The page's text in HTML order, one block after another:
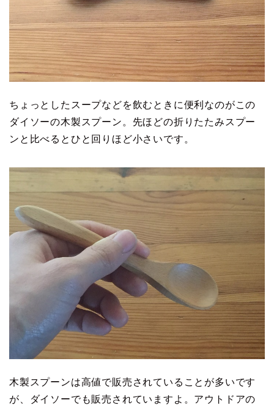
ちょっとしたスープなどを飲むときに便利なのがこの
ダイソーの木製スプーン。先ほどの折りたたみスプー
ンと比べるとひと回りほど小さいです。
木製スプーンは高値で販売されていることが多いです
が、ダイソーでも販売されていますよ。アウトドアの